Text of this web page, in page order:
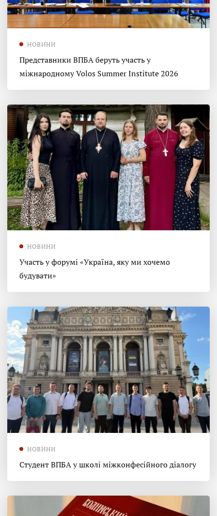
НОВИНИ
Представники ВПБА беруть участь у
міжнародному Volos Summer Institute 2026
НОВИНИ
Участь у форумі «Україна, яку ми хочемо
будувати»
НОВИНИ
Студент ВПБА у школі міжконфесійного діалогу